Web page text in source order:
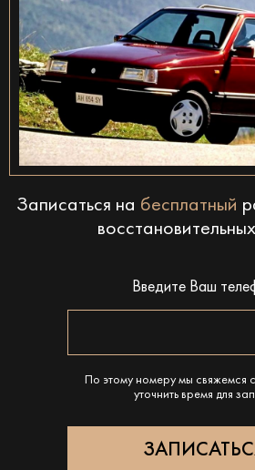
Записаться на бесплатный
Введите Ваш
По этому номеру мы свяжемся
уточнить время для